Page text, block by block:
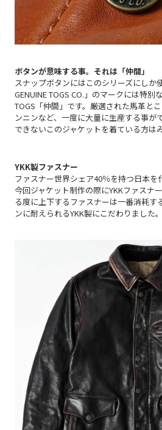
ボタンが意味する事。それは「仲間」
スナップボタンにはこのシリーズにしか
GENUINE TOGS CO.」のマークには特別
TOGS「仲間」です。厳選された馬革と
ンニンなど、一度に大量に生産する事が
できないこのジャケットを着ている方は
YKK製ファスナー
ファスナー世界シェア40％を持つ日本を
今回ジャケット制作の際にYKKファスナ
る度に上下するファスナーは一番消耗す
ンに耐えられるYKK製にこだわりました。